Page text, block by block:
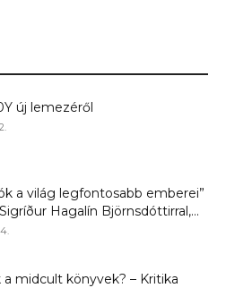
új lemezéről
a világ legfontosabb emberei”
Hagalín Björnsdóttirral,...
a midcult könyvek? – Kritika